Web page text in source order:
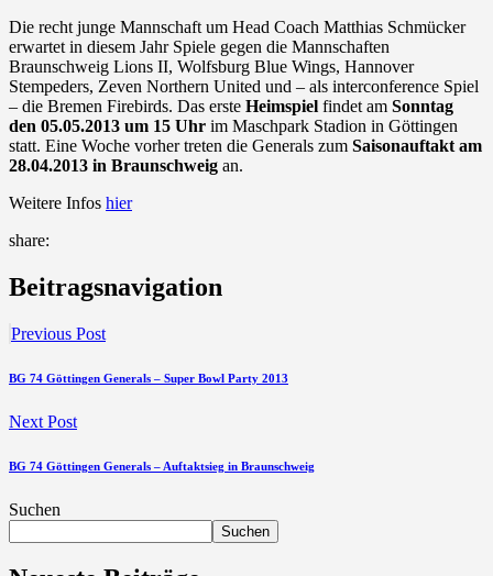
Die recht junge Mannschaft um Head Coach Matthias Schmücker
erwartet in diesem Jahr Spiele gegen die Mannschaften
Braunschweig Lions II, Wolfsburg Blue Wings, Hannover
Stempeders, Zeven Northern United und – als interconference Spiel
– die Bremen Firebirds. Das erste Heimspiel findet am Sonntag
den 05.05.2013 um 15 Uhr im Maschpark Stadion in Göttingen
statt. Eine Woche vorher treten die Generals zum Saisonauftakt am
28.04.2013 in Braunschweig an.
Weitere Infos hier
share:
Beitragsnavigation
Previous Post
BG 74 Göttingen Generals – Super Bowl Party 2013
Next Post
BG 74 Göttingen Generals – Auftaktsieg in Braunschweig
Suchen
Suchen